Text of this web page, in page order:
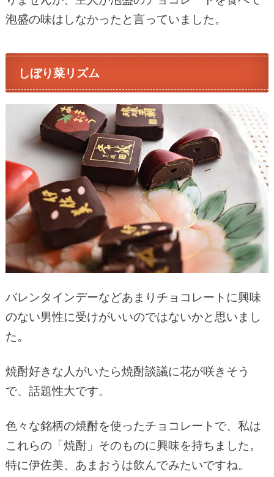
泡盛の味はしなかったと言っていました。
しぼり菜リズム
バレンタインデーなどあまりチョコレートに興味
のない男性に受けがいいのではないかと思いまし
た。
焼酎好きな人がいたら焼酎談議に花が咲きそう
で、話題性大です。
色々な銘柄の焼酎を使ったチョコレートで、私は
これらの「焼酎」そのものに興味を持ちました。
特に伊佐美、あまおうは飲んでみたいですね。